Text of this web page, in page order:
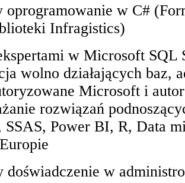
w C#
Infragistics)
w Microsoft SQL
wolno działających baz,
Microsoft i
rozwiązań
SSAS, Power BI, R, Data
doświadczenie w